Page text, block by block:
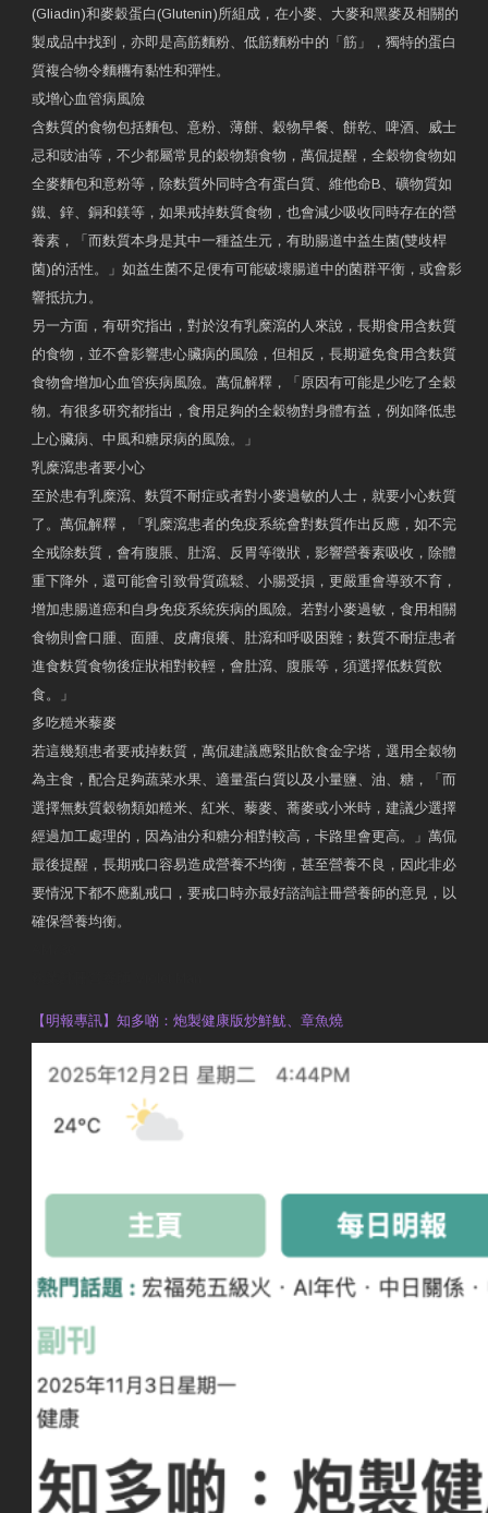
(Gliadin)和麥穀蛋白(Glutenin)所組成，在小麥、大麥和黑麥及相關的
製成品中找到，亦即是高筋麵粉、低筋麵粉中的「筋」，獨特的蛋白
質複合物令麵糰有黏性和彈性。
或增心血管病風險
含麩質的食物包括麵包、意粉、薄餅、穀物早餐、餅乾、啤酒、威士
忌和豉油等，不少都屬常見的穀物類食物，萬侃提醒，全穀物食物如
全麥麵包和意粉等，除麩質外同時含有蛋白質、維他命B、礦物質如
鐵、鋅、銅和鎂等，如果戒掉麩質食物，也會減少吸收同時存在的營
養素，「而麩質本身是其中一種益生元，有助腸道中益生菌(雙歧桿
菌)的活性。」如益生菌不足便有可能破壞腸道中的菌群平衡，或會影
響抵抗力。
另一方面，有研究指出，對於沒有乳糜瀉的人來說，長期食用含麩質
的食物，並不會影響患心臟病的風險，但相反，長期避免食用含麩質
食物會增加心血管疾病風險。萬侃解釋，「原因有可能是少吃了全穀
物。有很多研究都指出，食用足夠的全穀物對身體有益，例如降低患
上心臟病、中風和糖尿病的風險。」
乳糜瀉患者要小心
至於患有乳糜瀉、麩質不耐症或者對小麥過敏的人士，就要小心麩質
了。萬侃解釋，「乳糜瀉患者的免疫系統會對麩質作出反應，如不完
全戒除麩質，會有腹脹、肚瀉、反胃等徵狀，影響營養素吸收，除體
重下降外，還可能會引致骨質疏鬆、小腸受損，更嚴重會導致不育，
增加患腸道癌和自身免疫系統疾病的風險。若對小麥過敏，食用相關
食物則會口腫、面腫、皮膚痕癢、肚瀉和呼吸困難；麩質不耐症患者
進食麩質食物後症狀相對較輕，會肚瀉、腹脹等，須選擇低麩質飲
食。」
多吃糙米藜麥
若這幾類患者要戒掉麩質，萬侃建議應緊貼飲食金字塔，選用全穀物
為主食，配合足夠蔬菜水果、適量蛋白質以及小量鹽、油、糖，「而
選擇無麩質穀物類如糙米、紅米、藜麥、蕎麥或小米時，建議少選擇
經過加工處理的，因為油分和糖分相對較高，卡路里會更高。」萬侃
最後提醒，長期戒口容易造成營養不均衡，甚至營養不良，因此非必
要情況下都不應亂戒口，要戒口時亦最好諮詢註冊營養師的意見，以
確保營養均衡。
【明報專訊】知多啲：炮製健康版炒鮮魷、章魚燒